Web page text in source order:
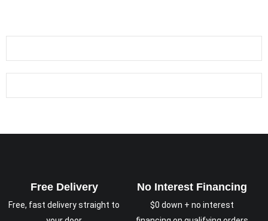
Free Delivery
Free, fast delivery straight to
No Interest Financing
$0 down + no interest